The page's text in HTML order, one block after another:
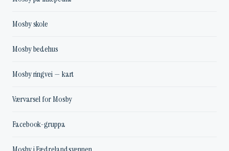
Mosby skole
Mosby bedehus
Mosby ringvei — kart
Værvarsel for Mosby
Facebook-gruppa